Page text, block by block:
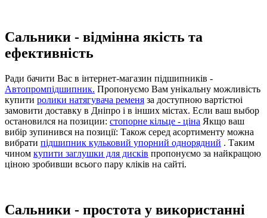
Сальники - відмінна якість та
ефективність
Ради бачити Вас в інтернет-магазин підшипників -
Автопромпідшипник. Пропонуємо Вам унікальну можливість
купити ролики натягувача ременя за доступною вартістюі
замовити доставку в Дніпро і в інших містах. Если ваш выбор
остановился на позиции: стопорне кільце - ціна Якщо ваш
вибір зупинився на позиції: Також серед асортименту можна
вибрати підшипник кульковий упорний однорядний . Таким
чином купити заглушки для дисків пропонуємо за найкращою
ціною зробивши всього пару кліків на сайті.
Сальники - простота у використанні